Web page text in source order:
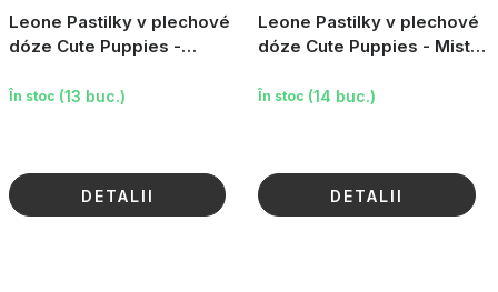
Leone Pastilky v plechové
dóze Cute Puppies -
În stoc (13 buc.)
DETALII
Leone Pastilky v plechové
dóze Cute Puppies - Miste
În stoc (14 buc.)
DETALII